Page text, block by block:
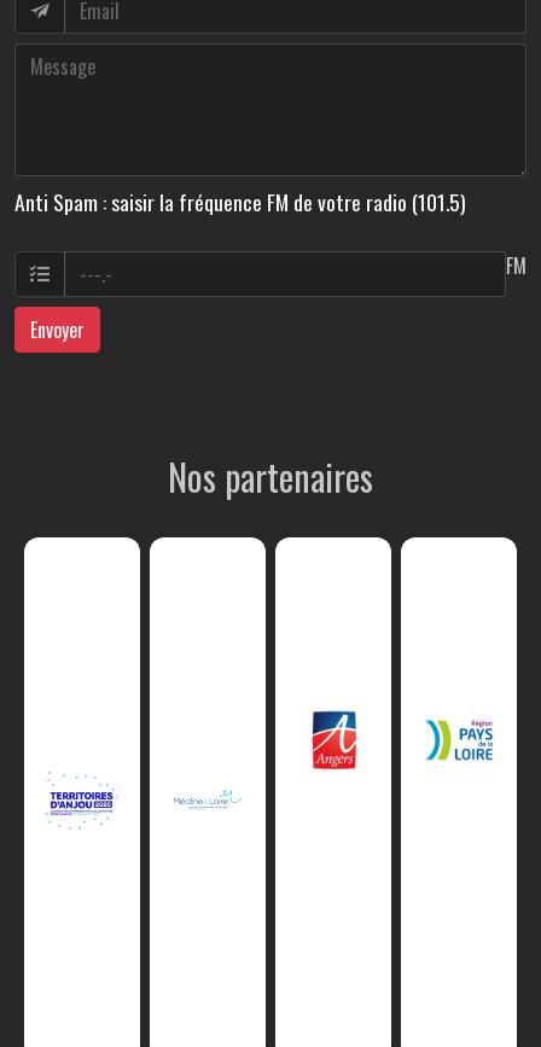
Anti Spam : saisir la fréquence FM de votre radio (101.5)
FM
Envoyer
Nos partenaires